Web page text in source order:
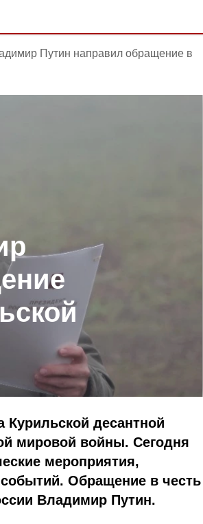
Путин направил обращение в
Курильской десантной
мировой войны. Сегодня
мероприятия,
Обращение в честь
Владимир Путин.